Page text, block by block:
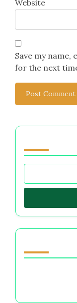
Website
Save my name,
for the next